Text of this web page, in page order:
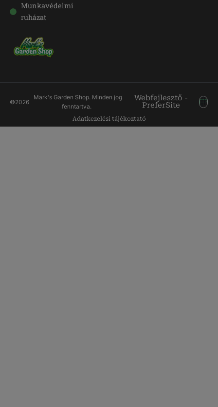
Munkavédelmi
ruházat
©2026
Mark's Garden Shop. Minden jog
fenntartva.
Webfejlesztő -
PreferSite
Adatkezelési tájékoztató